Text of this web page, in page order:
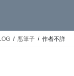
悪筆子 作者不詳